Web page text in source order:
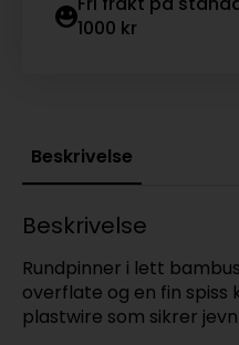
1000 kr
Beskrivelse
Beskrivelse
Rundpinner i lett
overflate og en fin
plastwire som sikrer